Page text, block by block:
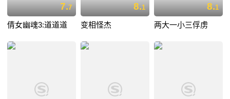
7.7
倩女幽魂3:道道道
8.1
变相怪杰
8.1
两大一小三俘虏